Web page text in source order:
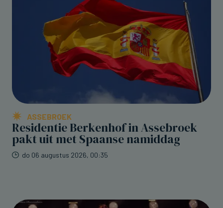
ASSEBROEK
Residentie Berkenhof in Assebroek
pakt uit met Spaanse namiddag
do 06 augustus 2026, 00:35